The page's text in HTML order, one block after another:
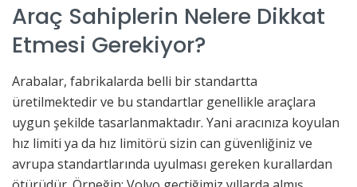
Araç Sahiplerin Nelere Dikkat
Etmesi Gerekiyor?
Arabalar, fabrikalarda belli bir standartta
üretilmektedir ve bu standartlar genellikle araçlara
uygun şekilde tasarlanmaktadır. Yani aracınıza koyulan
hız limiti ya da hız limitörü sizin can güvenliğiniz ve
avrupa standartlarında uyulması gereken kurallardan